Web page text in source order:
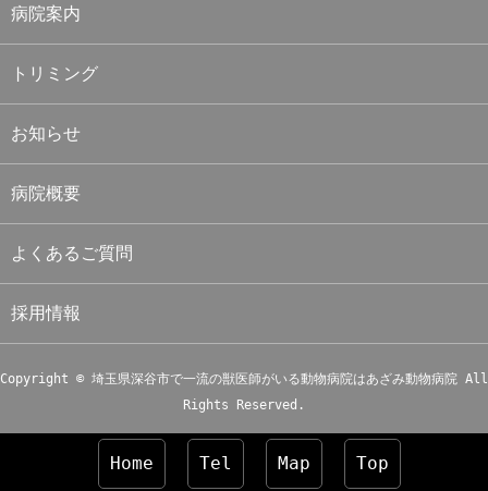
病院案内
トリミング
お知らせ
病院概要
よくあるご質問
採用情報
Copyright © 埼玉県深谷市で一流の獣医師がいる動物病院はあざみ動物病院 All
Rights Reserved.
Home Tel Map Top